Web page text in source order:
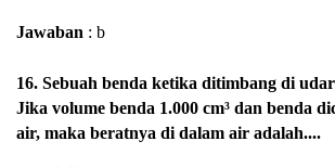
Jawaban : b
16. Sebuah benda ketika ditimbang di
Jika volume benda 1.000 cm³ dan benda
air, maka beratnya di dalam air adalah....